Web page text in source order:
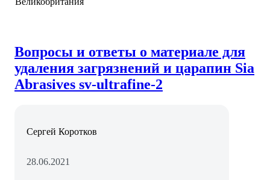
Вопросы и ответы о материале для
удаления загрязнений и царапин Sia
Abrasives sv-ultrafine-2
Сергей Коротков
28.06.2021